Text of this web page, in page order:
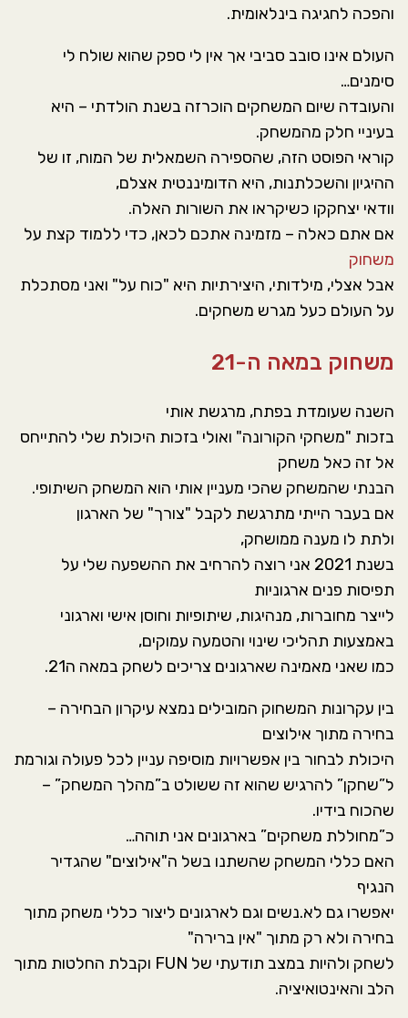
והפכה לחגיגה בינלאומית.
העולם אינו סובב סביבי אך אין לי ספק שהוא שולח לי
סימנים…
והעובדה שיום המשחקים הוכרזה בשנת הולדתי – היא
בעיניי חלק מהמשחק.
קוראי הפוסט הזה, שהספירה השמאלית של המוח, זו של
ההיגיון והשכלתנות, היא הדומיננטית אצלם,
וודאי יצחקקו כשיקראו את השורות האלה.
אם אתם כאלה – מזמינה אתכם לכאן, כדי ללמוד קצת על
משחוק
אבל אצלי, מילדותי, היצירתיות היא "כוח על" ואני מסתכלת
על העולם כעל מגרש משחקים.
משחוק במאה ה-21
השנה שעומדת בפתח, מרגשת אותי
בזכות "משחקי הקורונה" ואולי בזכות היכולת שלי להתייחס
אל זה כאל משחק
הבנתי שהמשחק שהכי מעניין אותי הוא המשחק השיתופי.
אם בעבר הייתי מתרגשת לקבל "צורך" של הארגון
ולתת לו מענה ממושחק,
בשנת 2021 אני רוצה להרחיב את ההשפעה שלי על
תפיסות פנים ארגוניות
לייצר מחוברות, מנהיגות, שיתופיות וחוסן אישי וארגוני
באמצעות תהליכי שינוי והטמעה עמוקים,
כמו שאני מאמינה שארגונים צריכים לשחק במאה ה21.
בין עקרונות המשחוק המובילים נמצא עיקרון הבחירה –
בחירה מתוך אילוצים
היכולת לבחור בין אפשרויות מוסיפה עניין לכל פעולה וגורמת
ל”שחקן” להרגיש שהוא זה ששולט ב”מהלך המשחק” –
שהכוח בידיו.
כ”מחוללת משחקים” בארגונים אני תוהה…
האם כללי המשחק שהשתנו בשל ה"אילוצים" שהגדיר
הנגיף
יאפשרו גם לא.נשים וגם לארגונים ליצור כללי משחק מתוך
בחירה ולא רק מתוך "אין ברירה"
לשחק ולהיות במצב תודעתי של FUN וקבלת החלטות מתוך
הלב והאינטואיציה.